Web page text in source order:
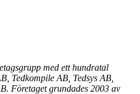
med ett hundratal
Tedkompile AB, Tedsys AB,
Företaget grundades 2003 av